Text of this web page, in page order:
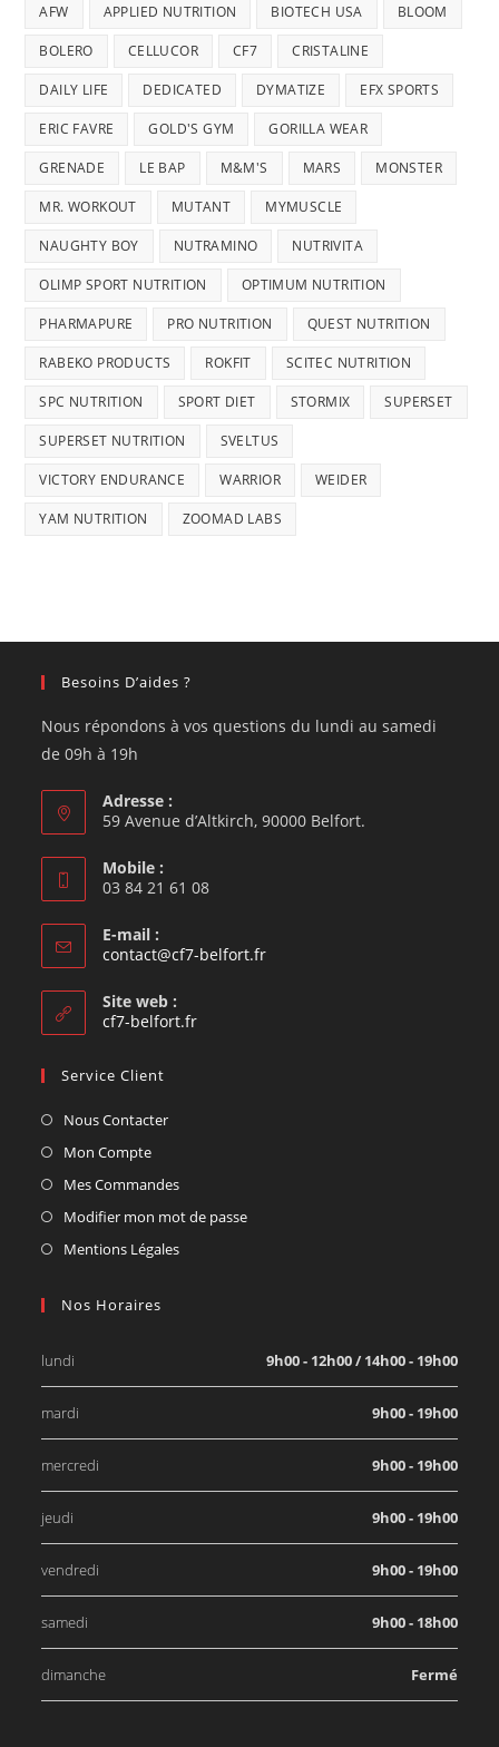
AFW APPLIED NUTRITION BIOTECH USA BLOOM
BOLERO CELLUCOR CF7 CRISTALINE
DAILY LIFE DEDICATED DYMATIZE EFX SPORTS
ERIC FAVRE GOLD'S GYM GORILLA WEAR
GRENADE LE BAP M&M'S MARS MONSTER
MR. WORKOUT MUTANT MYMUSCLE
NAUGHTY BOY NUTRAMINO NUTRIVITA
OLIMP SPORT NUTRITION OPTIMUM NUTRITION
PHARMAPURE PRO NUTRITION QUEST NUTRITION
RABEKO PRODUCTS ROKFIT SCITEC NUTRITION
SPC NUTRITION SPORT DIET STORMIX SUPERSET
SUPERSET NUTRITION SVELTUS
VICTORY ENDURANCE WARRIOR WEIDER
YAM NUTRITION ZOOMAD LABS
Besoins D’aides ?
Nous répondons à vos questions du lundi au samedi
de 09h à 19h
Adresse :
59 Avenue d’Altkirch, 90000 Belfort.
Mobile :
03 84 21 61 08
E-mail :
contact@cf7-belfort.fr
Site web :
cf7-belfort.fr
Service Client
Nous Contacter
Mon Compte
Mes Commandes
Modifier mon mot de passe
Mentions Légales
Nos Horaires
lundi 9h00 - 12h00 / 14h00 - 19h00
mardi 9h00 - 19h00
mercredi 9h00 - 19h00
jeudi 9h00 - 19h00
vendredi 9h00 - 19h00
samedi 9h00 - 18h00
dimanche Fermé